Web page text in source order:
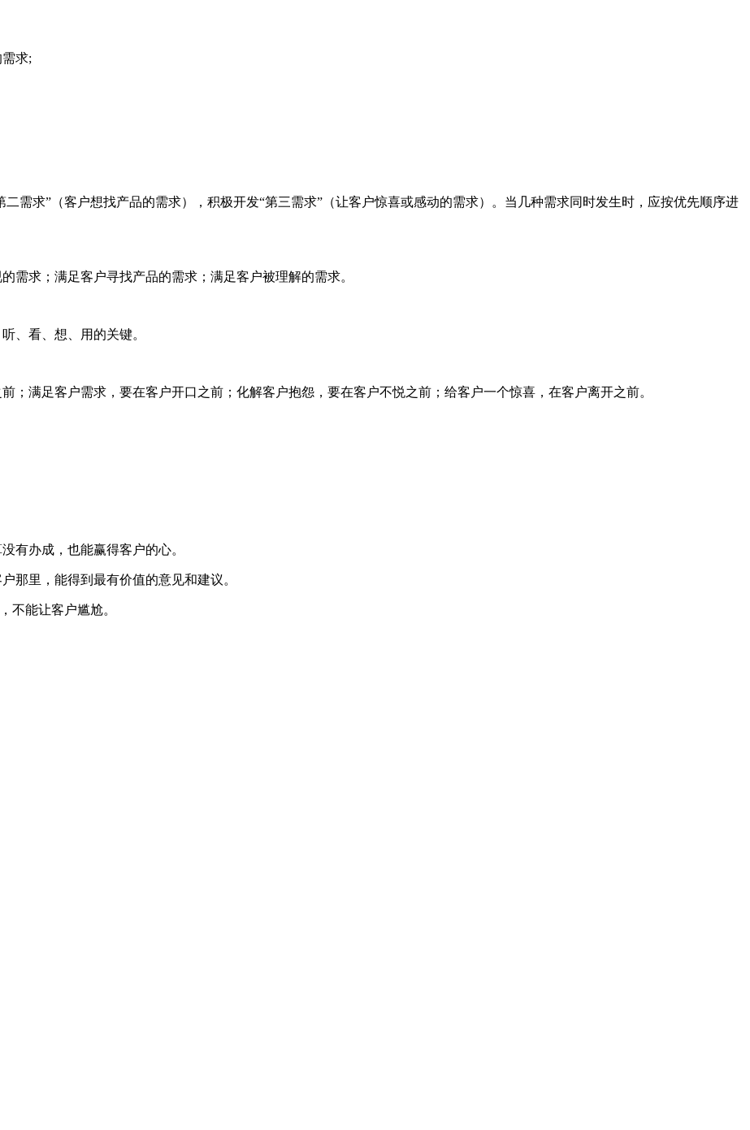
求;
需求”（客户想找产品的需求），积极开发“第三需求”（让客户惊喜或感动的需求）。当几种需求同时发生时，应按优先顺序进
需求；满足客户寻找产品的需求；满足客户被理解的需求。
、看、想、用的关键。
；满足客户需求，要在客户开口之前；化解客户抱怨，要在客户不悦之前；给客户一个惊喜，在客户离开之前。
有办成，也能赢得客户的心。
那里，能得到最有价值的意见和建议。
不能让客户尴尬。